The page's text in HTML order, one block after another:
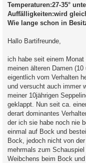
Temperaturen:27-35°
Auffälligkeiten:wird
Wie lange schon in
Hallo Bartifreunde,
ich habe seit einem
meinen älteren Damen
eigentlich vom Verhalten
und versucht auch immer
meiner 10jährigen
geklappt. Nun seit ca.
derart dominantes
der ich sie habe noch nie
einmal auf Bock und
Bock, jedoch nicht von
mehrmals zum
Weibchens beim Bock